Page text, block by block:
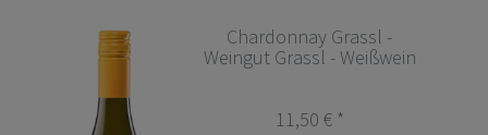
Chardonnay Grassl -
Weingut Grassl - Weißwein
11,50 € *